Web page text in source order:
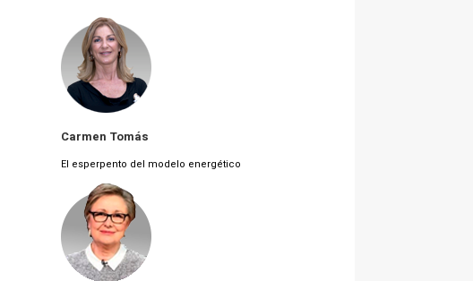
Carmen Tomás
El esperpento del modelo energético